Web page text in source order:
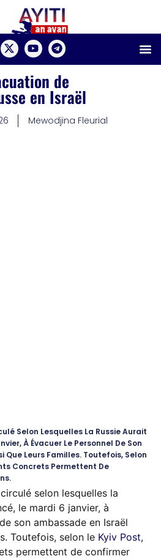
de
en Israël
Mewodjina Fleurial
Selon Lesquelles La Russie Aurait
À Évacuer Le Personnel De Son
Que Leurs Familles. Toutefois, Selon
Concrets Permettent De
selon lesquelles la
le mardi 6 janvier, à
son ambassade en Israël
Toutefois, selon le Kyiv Post,
permettent de confirmer